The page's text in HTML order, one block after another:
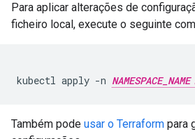
Para aplicar alterações de
ficheiro local, execute o seguinte
kubectl apply -n NAMESPACE_NAME
Também pode usar o Terraform para